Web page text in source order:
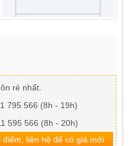
rẻ nhất.
795 566 (8h - 19h)
595 566 (8h - 20h)
liên hệ để có giá mới